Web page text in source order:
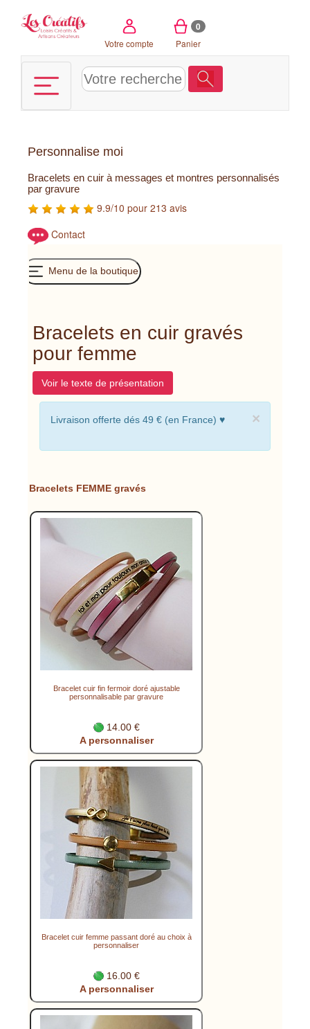
Votre compte
0
Panier
Personnalise moi
Bracelets en cuir à messages et montres personnalisés
par gravure
9.9/10 pour 213 avis
Contact
Menu de la boutique
Bracelets en cuir gravés
pour femme
Voir le texte de présentation
×
Livraison offerte dés 49 € (en France) ♥
Bracelets FEMME gravés
Bracelet cuir fin fermoir doré ajustable
personnalisable par gravure
14.00 €
A personnaliser
Bracelet cuir femme passant doré au choix à
personnaliser
16.00 €
A personnaliser